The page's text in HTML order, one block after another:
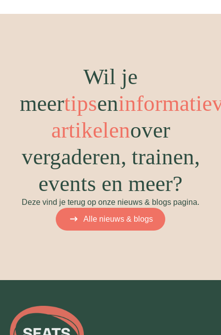
Wil je
meertipsen
artikelenover
vergaderen, trainen,
events en meer?
Deze vind je terug op onze nieuws & blogs pagina.
Alle nieuws & blogs